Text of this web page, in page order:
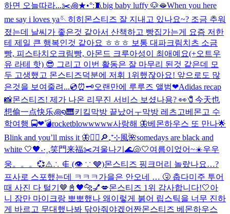
하면 오늘따라...✂️꩜★•°:🧵big baby luffy 🐶🫦When you here
me say i loves ya🪡히히 몬스티즈 잘 지내고 있나요~? 조금 추워
졌는데 날씨가 좋은것 같아서 산책하고 빵집가는게 요즘 저한
테 제일 큰 행복인것 같아요 ㅎㅎㅎ 보통 대파크림치츠 소금
빵, 피스타치오크림빵, 아몬드 크루아성이 최애예요(+오트우
유 라테 핫) 😎 그리고 이번 활동은 잘 마무리 된것 같은데 모
두 고생했고 몬스티즈덕분에 저휘 1위했잖아요! 앞으로도 많
은것을 보여줄려...💿⏰🗝️오랜만에 루루즈 앨범❤︎Adidas recap
📸몬스티즈! 제가 나온 리무진 서비스 보셨나용? 👀🧷今天也
想偷一点快乐꩜໑🎹키킼막방 끝났어ㅜ막방 레츠고베몬고 수
학여행 🚍❤︎💣rocketblowwwww사랑해 🦋베몬하우스 또 만나🌟
Blink and you’ll miss it 🦋❤️‍🔥 🔎₊⁺⊹風🌺somedays are black and
white 🤍🖤˖·˳.笑門来福✂️겨울나기 🌊🐚🤍여름이었어~☀️우우
웅。。。💞⚠️∴ ∉ (👁 ∵ 🩶)몬스티즈 핑크머리 놀랐나요…?
프사로 스포했는데 ㅋㅋㅋ 가을은 안오네 … 🤧 춥다미주 투어
때 사진 다 털기🤎 📓🖤🐆💅💋몬스티즈 1위 감사합니다!🤍아
니 잠만 마이크랑 뽀뽀했나 왜이렇게 붉어 립스틱을 너무 진하
게 바르고 무대했나봐 닦아줘야겠어 짠몬스티즈 베몬하우스